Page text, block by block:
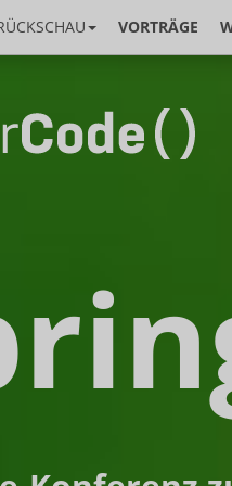
VORTRÄGE